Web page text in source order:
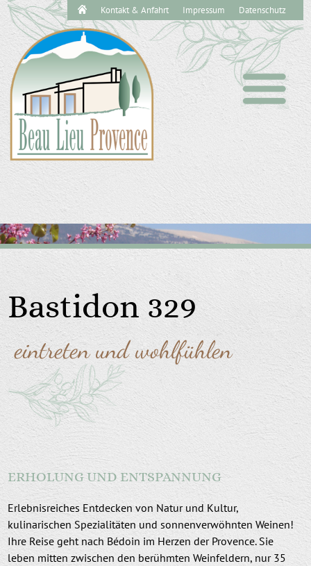
Navigation
überspringen
Kontakt & Anfahrt Impressum Datenschutz
Bastidon 329
eintreten und wohlfühlen
ERHOLUNG UND ENTSPANNUNG
Erlebnisreiches Entdecken von Natur und Kultur,
kulinarischen Spezialitäten und sonnenverwöhnten Weinen!
Ihre Reise geht nach Bédoin im Herzen der Provence. Sie
leben mitten zwischen den berühmten Weinfeldern, nur 35